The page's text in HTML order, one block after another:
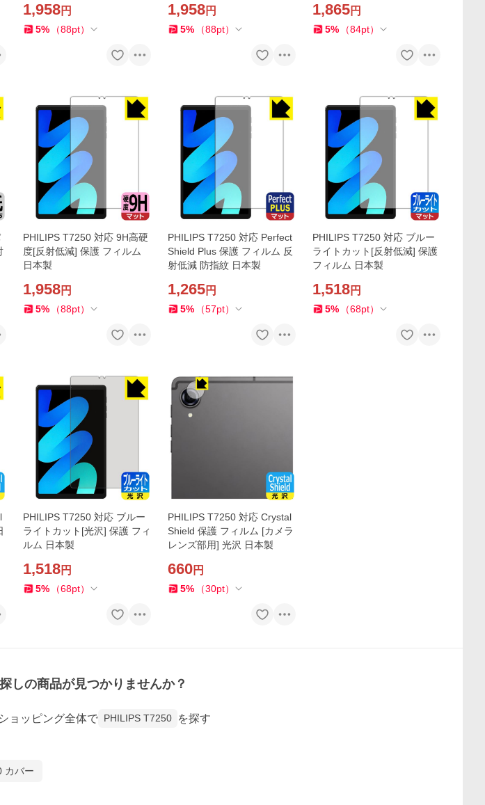
1,958円
5% （88pt）
1,958円
5% （88pt）
1,865円
5% （84pt）
PHILIPS T7250 対応 9H高硬
度[反射低減] 保護 フィルム
日本製
1,958円
5% （88pt）
PHILIPS T7250 対応 Perfect
Shield Plus 保護 フィルム 反
射低減 防指紋 日本製
1,265円
5% （57pt）
PHILIPS T7250 対応 ブルー
ライトカット[反射低減] 保護
フィルム 日本製
1,518円
5% （68pt）
PHILIPS T7250 対応 ブルー
ライトカット[光沢] 保護 フィ
ルム 日本製
1,518円
5% （68pt）
PHILIPS T7250 対応 Crystal
Shield 保護 フィルム [カメラ
レンズ部用] 光沢 日本製
660円
5% （30pt）
しの商品が見つかりませんか？
ョッピング全体で PHILIPS T7250 を探す
カバー